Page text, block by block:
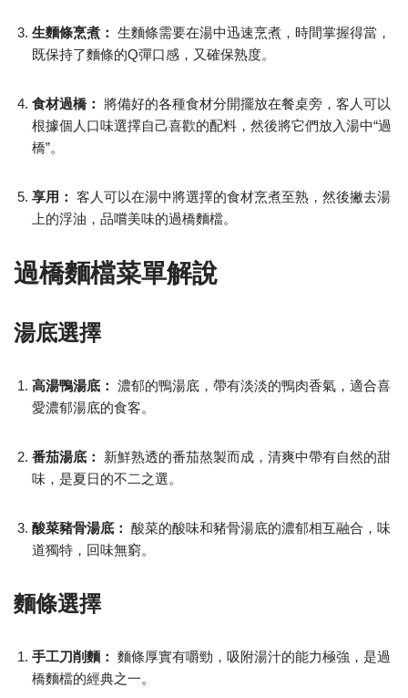
生麵條烹煮： 生麵條需要在湯中迅速烹煮，時間掌握得當，
既保持了麵條的Q彈口感，又確保熟度。
食材過橋： 將備好的各種食材分開擺放在餐桌旁，客人可以
根據個人口味選擇自己喜歡的配料，然後將它們放入湯中“過
橋”。
享用： 客人可以在湯中將選擇的食材烹煮至熟，然後撇去湯
上的浮油，品嚐美味的過橋麵檔。
過橋麵檔菜單解說
湯底選擇
高湯鴨湯底： 濃郁的鴨湯底，帶有淡淡的鴨肉香氣，適合喜
愛濃郁湯底的食客。
番茄湯底：
新鮮熟透的番茄熬製而成，清爽中帶有自然的甜
味，是夏日的不二之選。
酸菜豬骨湯底： 酸菜的酸味和豬骨湯底的濃郁相互融合，味
道獨特，回味無窮。
麵條選擇
手工刀削麵： 麵條厚實有嚼勁，吸附湯汁的能力極強，是過
橋麵檔的經典之一。